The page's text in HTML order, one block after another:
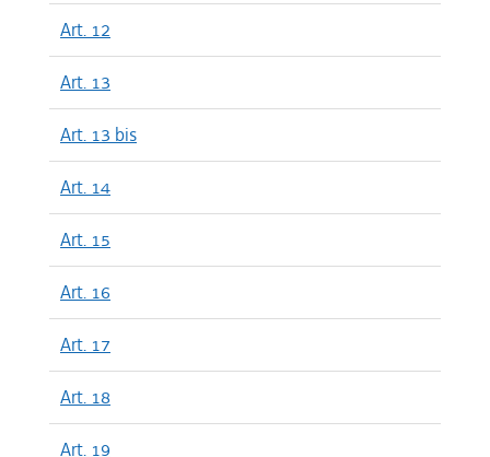
Art. 12
Art. 13
Art. 13 bis
Art. 14
Art. 15
Art. 16
Art. 17
Art. 18
Art. 19